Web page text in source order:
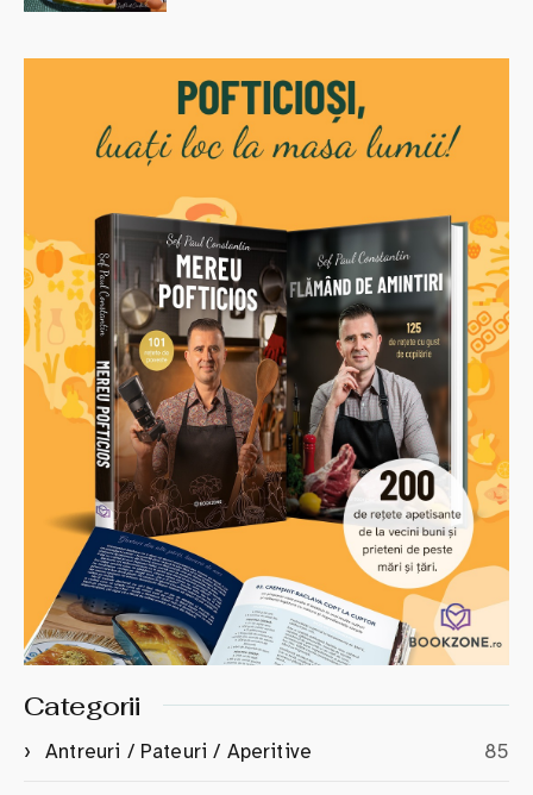
Categorii
Antreuri / Pateuri / Aperitive 85